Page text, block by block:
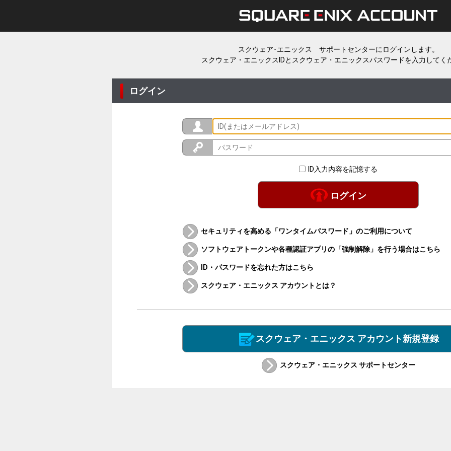
スクウェア･エニックス サポートセンターにログインします。
スクウェア・エニックスIDとスクウェア・エニックスパスワードを入力してく
ログイン
ID入力内容を記憶する
ログイン
セキュリティを高める「ワンタイムパスワード」のご利用について
ソフトウェアトークンや各種認証アプリの「強制解除」を行う場合はこちら
ID・パスワードを忘れた方はこちら
スクウェア・エニックス アカウントとは？
スクウェア・エニックス アカウント新規登録
スクウェア・エニックス サポートセンター